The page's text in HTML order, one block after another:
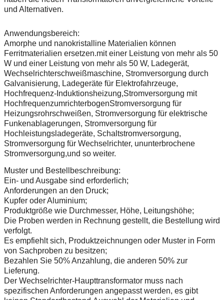
und Alternativen.
Anwendungsbereich:
Amorphe und nanokristalline Materialien können
Ferritmaterialien ersetzen.mit einer Leistung von mehr als 50
W und einer Leistung von mehr als 50 W, Ladegerät,
Wechselrichterschweißmaschine, Stromversorgung durch
Galvanisierung, Ladegeräte für Elektrofahrzeuge,
Hochfrequenz-Induktionsheizung,Stromversorgung mit
HochfrequenzumrichterbogenStromversorgung für
Heizungsrohrschweißen, Stromversorgung für elektrische
Funkenablagerungen, Stromversorgung für
Hochleistungsladegeräte, Schaltstromversorgung,
Stromversorgung für Wechselrichter, ununterbrochene
Stromversorgung,und so weiter.
Muster und Bestellbeschreibung:
Ein- und Ausgabe sind erforderlich;
Anforderungen an den Druck;
Kupfer oder Aluminium;
Produktgröße wie Durchmesser, Höhe, Leitungshöhe;
Die Proben werden in Rechnung gestellt, die Bestellung wird
verfolgt.
Es empfiehlt sich, Produktzeichnungen oder Muster in Form
von Sachproben zu besitzen;
Bezahlen Sie 50% Anzahlung, die anderen 50% zur
Lieferung.
Der Wechselrichter-Haupttransformator muss nach
spezifischen Anforderungen angepasst werden, es gibt